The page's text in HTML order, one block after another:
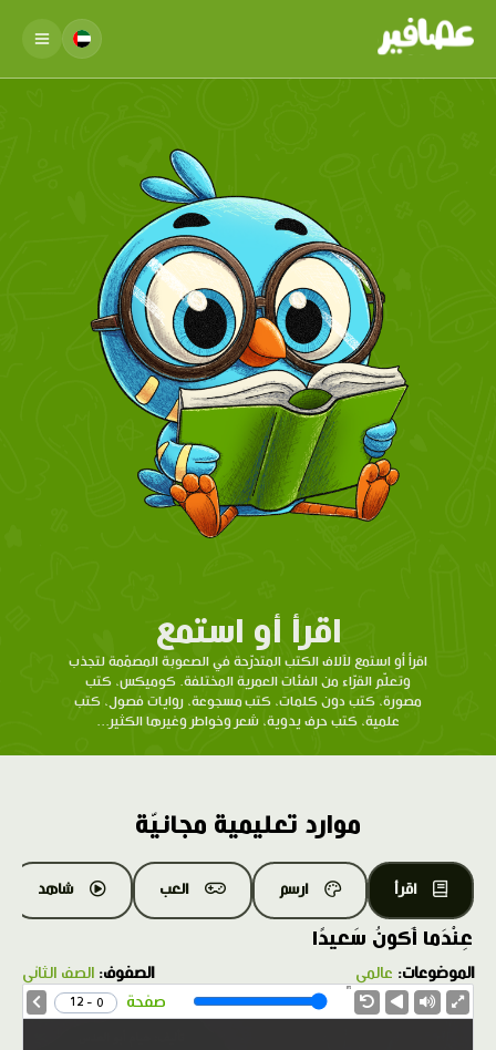
اقرأ أو استمع
اقرأ أو استمع لآلاف الكتب المتدرّحة في الصعوبة المصمّمة لتجذب
وتعلّم القرّاء من الفئات العمرية المختلفة. كوميكس، كتب
مصورة، كتب دون كلمات، كتب مسجوعة، روايات فصول، كتب
علمية، كتب حرف يدوية، شعر وخواطر وغيرها الكثير...
موارد تعليمية مجانيّة
اقرأ ارسم العب شاهد
عِنْدَما أَكونُ سَعيدًا
الموضوعات: عالمي الصفوف: الصف الثاني
صفحة 0 - 12